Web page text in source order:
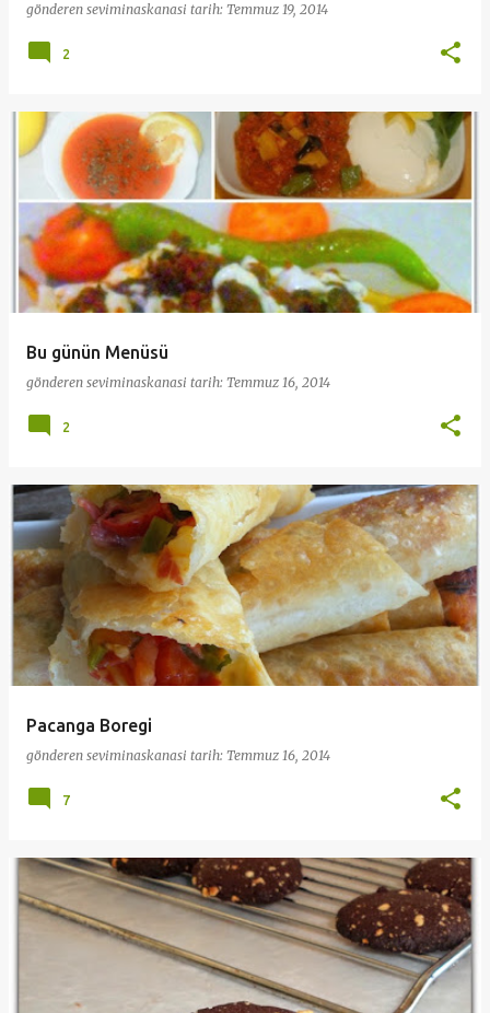
gönderen seviminaskanasi tarih: Temmuz 19, 2014
2
Bu günün Menüsü
gönderen seviminaskanasi tarih: Temmuz 16, 2014
2
Pacanga Boregi
gönderen seviminaskanasi tarih: Temmuz 16, 2014
7